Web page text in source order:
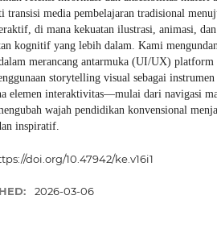
transisi media pembelajaran tradisional
di mana kekuatan ilustrasi, animasi,
kognitif yang lebih dalam. Kami
merancang antarmuka (UI/UX)
storytelling visual sebagai
elemen interaktivitas—mulai dari navigasi
wajah pendidikan konvensional
inspiratif.
doi.org/10.47942/ke.v16i1
2026-03-06